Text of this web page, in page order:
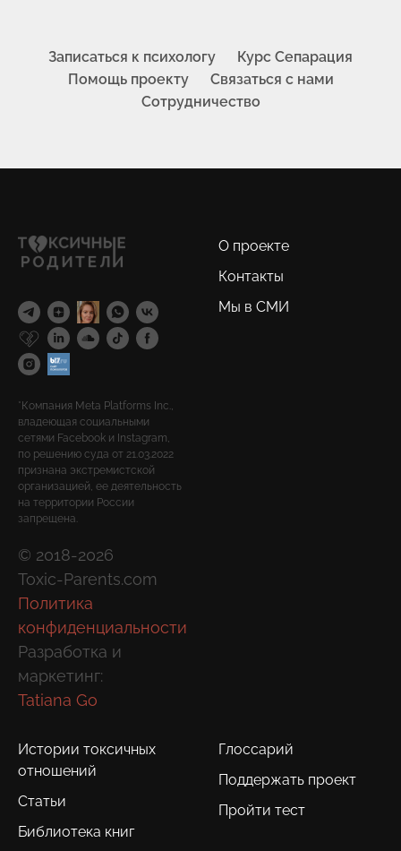
Записаться к психологу
Курс Сепарация
Помощь проекту
Связаться с нами
Сотрудничество
*Компания Meta Platforms Inc.,
владеющая социальными
сетями Facebook и Instagram,
по решению суда от 21.03.2022
признана экстремистской
организацией, ее деятельность
на территории России
запрещена.
© 2018-2026
Toxic-Parents.com
Политика
конфиденциальности
Разработка и
маркетинг:
Tatiana Go
О проекте
Контакты
Мы в СМИ
Истории токсичных
отношений
Статьи
Библиотека книг
Глоссарий
Поддержать проект
Пройти тест